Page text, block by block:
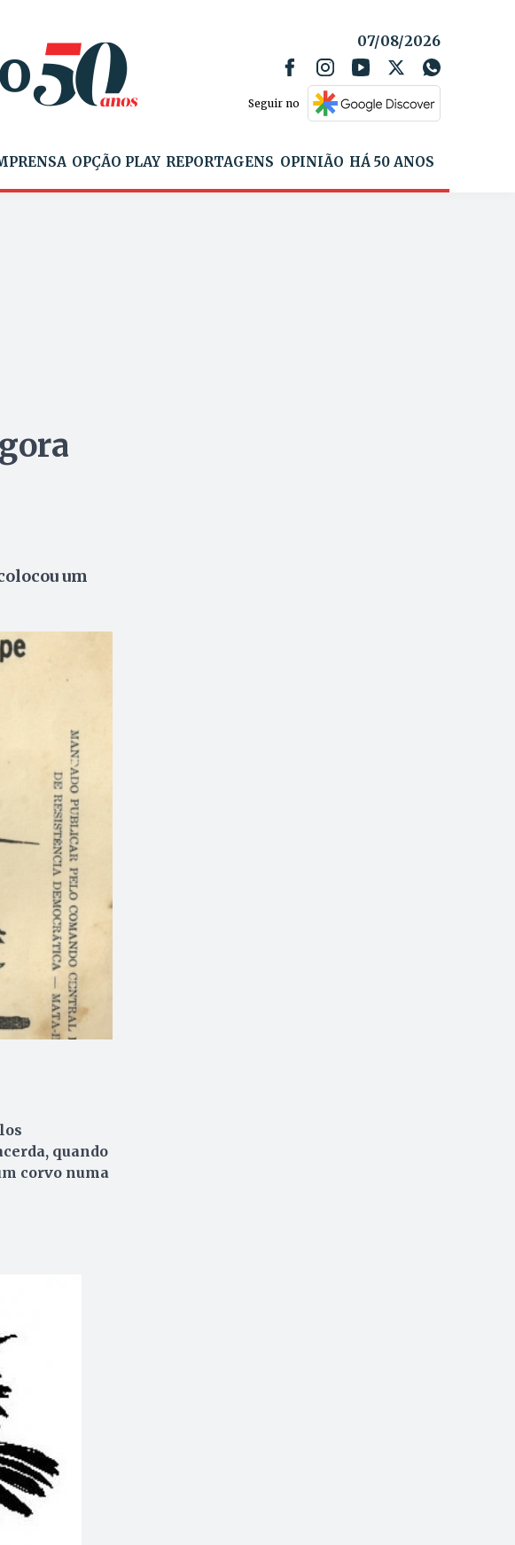
07/08/2026
Seguir no
OPÇÃO PLAY REPORTAGENS OPINIÃO HÁ 50 ANOS
um
quando
corvo numa